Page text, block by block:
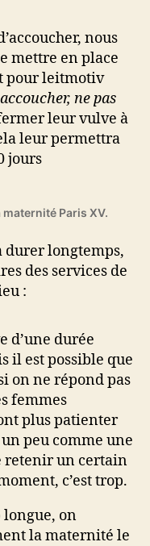
nous
mettre en place
pour leitmotiv
ne pas
leur vulve à
leur permettra
jours
Paris XV.
durer longtemps,
des services de
:
d’une durée
il est possible que
on ne répond pas
femmes
plus patienter
un peu comme une
retenir un certain
c’est trop.
longue, on
la maternité le